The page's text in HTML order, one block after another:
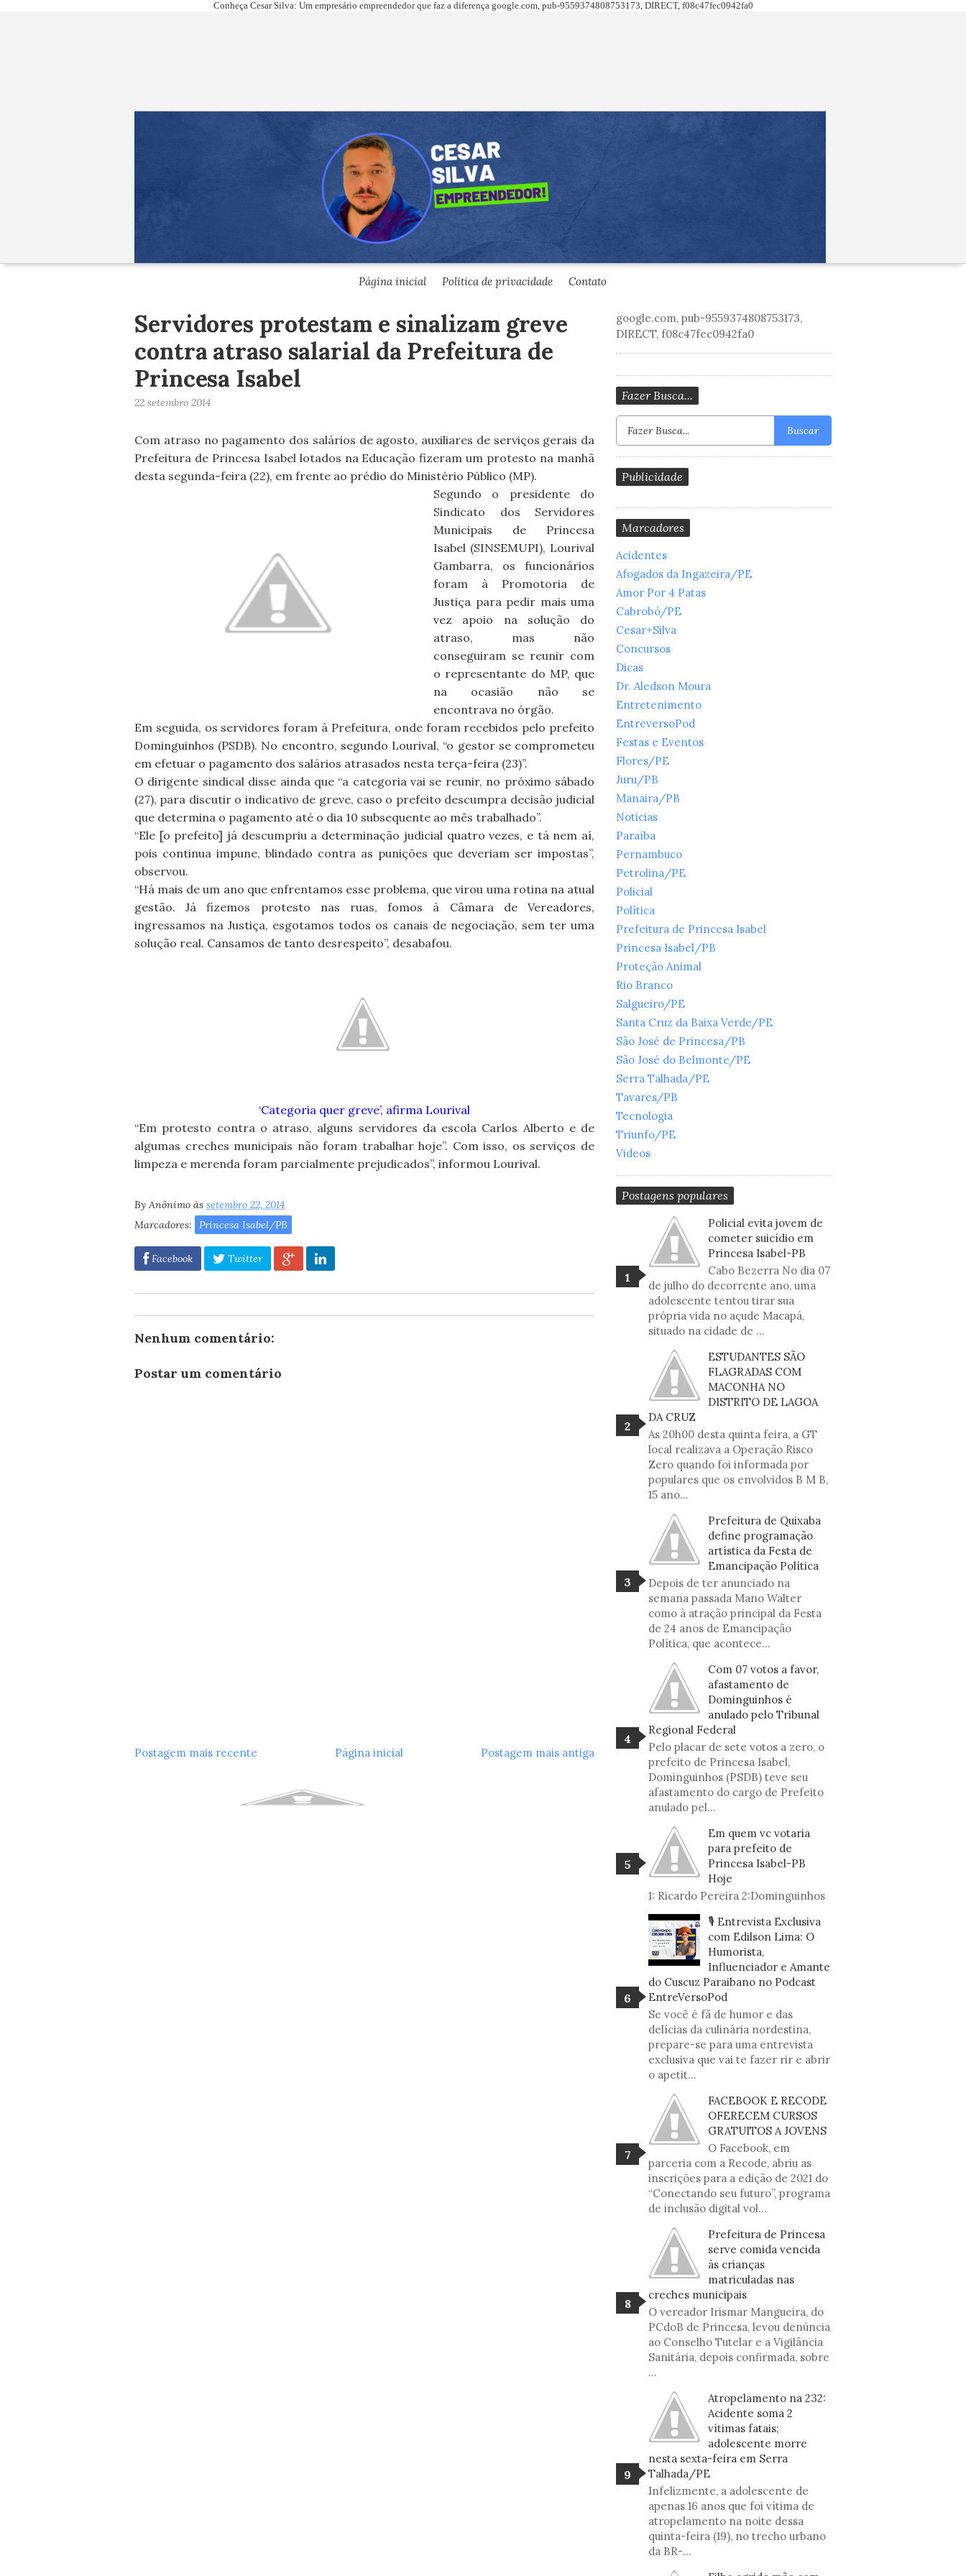
Conheça Cesar Silva: Um empresário empreendedor que faz a diferença google.com, pub-9559374808753173, DIRECT, f08c47fec0942fa0
Página inicial Politica de privacidade Contato
Servidores protestam e sinalizam greve
contra atraso salarial da Prefeitura de
Princesa Isabel
22 setembro 2014
Com atraso no pagamento dos salários de agosto, auxiliares de serviços gerais da
Prefeitura de Princesa Isabel lotados na Educação fizeram um protesto na manhã
desta segunda-feira (22), em frente ao prédio do Ministério Público (MP).
Segundo o presidente do
Sindicato dos Servidores
Municipais de Princesa
Isabel (SINSEMUPI), Lourival
Gambarra, os funcionários
foram à Promotoria de
Justiça para pedir mais uma
vez apoio na solução do
atraso, mas não
conseguiram se reunir com
o representante do MP, que
na ocasião não se
encontrava no órgão.
Em seguida, os servidores foram à Prefeitura, onde foram recebidos pelo prefeito
Dominguinhos (PSDB). No encontro, segundo Lourival, “o gestor se comprometeu
em efetuar o pagamento dos salários atrasados nesta terça-feira (23)”.
O dirigente sindical disse ainda que “a categoria vai se reunir, no próximo sábado
(27), para discutir o indicativo de greve, caso o prefeito descumpra decisão judicial
que determina o pagamento até o dia 10 subsequente ao mês trabalhado”.
“Ele [o prefeito] já descumpriu a determinação judicial quatro vezes, e tá nem aí,
pois continua impune, blindado contra as punições que deveriam ser impostas”,
observou.
“Há mais de um ano que enfrentamos esse problema, que virou uma rotina na atual
gestão. Já fizemos protesto nas ruas, fomos à Câmara de Vereadores,
ingressamos na Justiça, esgotamos todos os canais de negociação, sem ter uma
solução real. Cansamos de tanto desrespeito”, desabafou.
‘Categoria quer greve’, afirma Lourival
“Em protesto contra o atraso, alguns servidores da escola Carlos Alberto e de
algumas creches municipais não foram trabalhar hoje”. Com isso, os serviços de
limpeza e merenda foram parcialmente prejudicados”, informou Lourival.
By Anônimo às setembro 22, 2014
Marcadores:
Princesa Isabel/PB
Facebook Twitter
Nenhum comentário:
Postar um comentário
Postagem mais recente Postagem mais antiga
Página inicial
google.com, pub-9559374808753173,
DIRECT, f08c47fec0942fa0
Fazer Busca...
Buscar
Publicidade
Marcadores
Acidentes
Afogados da Ingazeira/PE
Amor Por 4 Patas
Cabrobó/PE
Cesar+Silva
Concursos
Dicas
Dr. Aledson Moura
Entretenimento
EntreversoPod
Festas e Eventos
Flores/PE
Juru/PB
Manaira/PB
Noticias
Paraíba
Pernambuco
Petrolina/PE
Policial
Política
Prefeitura de Princesa Isabel
Princesa Isabel/PB
Proteção Animal
Rio Branco
Salgueiro/PE
Santa Cruz da Baixa Verde/PE
São José de Princesa/PB
São José do Belmonte/PE
Serra Talhada/PE
Tavares/PB
Tecnologia
Triunfo/PE
Videos
Postagens populares
Policial evita jovem de
cometer suicídio em
Princesa Isabel-PB
Cabo Bezerra No dia 07
de julho do decorrente ano, uma
adolescente tentou tirar sua
própria vida no açude Macapá,
situado na cidade de ...
ESTUDANTES SÃO
FLAGRADAS COM
MACONHA NO
DISTRITO DE LAGOA
DA CRUZ
As 20h00 desta quinta feira, a GT
local realizava a Operação Risco
Zero quando foi informada por
populares que os envolvidos B M B,
15 ano...
Prefeitura de Quixaba
define programação
artística da Festa de
Emancipação Política
Depois de ter anunciado na
semana passada Mano Walter
como à atração principal da Festa
de 24 anos de Emancipação
Política, que acontece...
Com 07 votos a favor,
afastamento de
Dominguinhos é
anulado pelo Tribunal
Regional Federal
Pelo placar de sete votos a zero, o
prefeito de Princesa Isabel,
Dominguinhos (PSDB) teve seu
afastamento do cargo de Prefeito
anulado pel...
Em quem vc votaria
para prefeito de
Princesa Isabel-PB
Hoje
1: Ricardo Pereira 2:Dominguinhos
🎙️ Entrevista Exclusiva
com Edilson Lima: O
Humorista,
Influenciador e Amante
do Cuscuz Paraibano no Podcast
EntreVersoPod
Se você é fã de humor e das
delícias da culinária nordestina,
prepare-se para uma entrevista
exclusiva que vai te fazer rir e abrir
o apetit...
FACEBOOK E RECODE
OFERECEM CURSOS
GRATUITOS A JOVENS
O Facebook, em
parceria com a Recode, abriu as
inscrições para a edição de 2021 do
“Conectando seu futuro”, programa
de inclusão digital vol...
Prefeitura de Princesa
serve comida vencida
às crianças
matriculadas nas
creches municipais
O vereador Irismar Mangueira, do
PCdoB de Princesa, levou denúncia
ao Conselho Tutelar e a Vigilância
Sanitária, depois confirmada, sobre
...
Atropelamento na 232:
Acidente soma 2
vítimas fatais;
adolescente morre
nesta sexta-feira em Serra
Talhada/PE
Infelizmente, a adolescente de
apenas 16 anos que foi vítima de
atropelamento na noite dessa
quinta-feira (19), no trecho urbano
da BR-...